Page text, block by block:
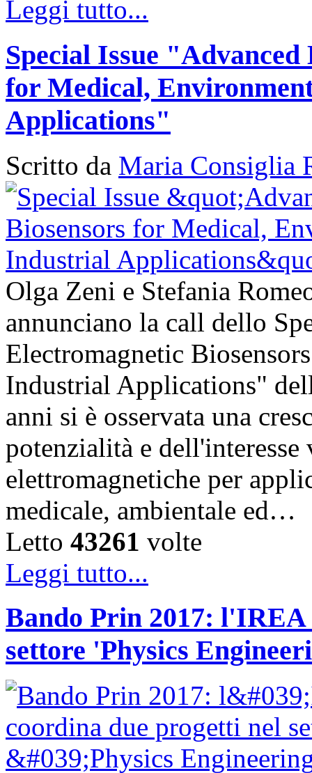
Leggi tutto...
Special Issue
for Medical,
Applications"
Scritto da Maria Consiglia
Olga Zeni e Stefania
annunciano la call dello
Electromagnetic
Industrial Applications"
anni si è osservata una
potenzialità e dell'interesse
elettromagnetiche per
medicale, ambientale ed…
Letto 43261 volte
Leggi tutto...
Bando Prin 2017:
settore 'Physics